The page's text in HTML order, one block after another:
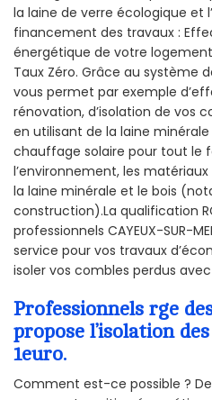
la laine de verre écologique et
financement des travaux :
énergétique de votre
Taux Zéro. Grâce au système
vous permet par exemple
rénovation, d’isolation de vos
en utilisant de la laine
chauffage solaire pour tout le
l’environnement, les
la laine minérale et le bois
construction).La qualification
professionnels CAYEUX-SUR-
service pour vos travaux
isoler vos combles perdus
Professionnels rge
propose l’isolation
1euro.
Comment est-ce possible ?